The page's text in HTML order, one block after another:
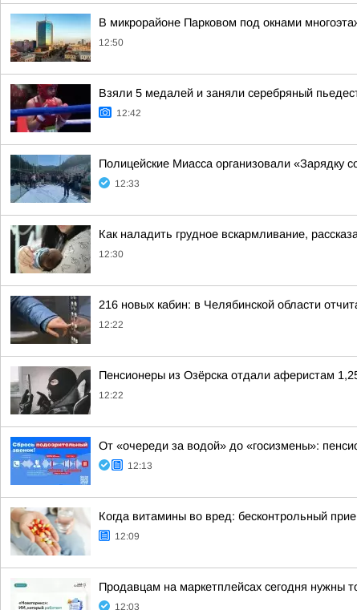
В микрорайоне Парковом под окнами
12:50
Взяли 5 медалей и заняли серебряный
12:42
Полицейские Миасса организовали «Зарядку
12:33
Как наладить грудное вскармливание,
12:30
216 новых кабин: в Челябинской области
12:22
Пенсионеры из Озёрска отдали аферистам
12:22
От «очереди за водой» до «госизмены»:
12:13
Когда витамины во вред: бесконтрольный
12:09
Продавцам на маркетплейсах сегодня нужны
12:03